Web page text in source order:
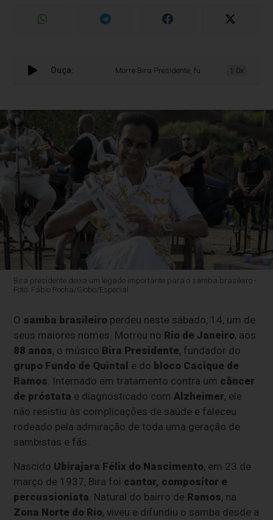
Ouça: Morre Bira Presidente, fundador do Fundo de
1.0x
Bira presidente deixa um legado importante para o samba brasileiro -
Foto: Fábio Rocha/Globo/Especial
O samba brasileiro perdeu neste sábado, 14, um de
seus maiores nomes. Morreu no Rio de Janeiro, aos
88 anos, o músico Bira Presidente, fundador do
grupo Fundo de Quintal e do bloco Cacique de
Ramos . Internado em tratamento contra um câncer
de próstata e diagnosticado comAlzheimer, ele
não resistiu às complicações de saúde e faleceu
rodeado pela admiração de toda uma geração de
sambistas e fãs.
Nascido Ubirajara Félix do Nascimento, em 23 de
março de 1937, Bira foi cantor, compositor e
percussionista . Natural do bairro de Ramos, na
Zona Norte do Rio, viveu e difundiu o samba desde a